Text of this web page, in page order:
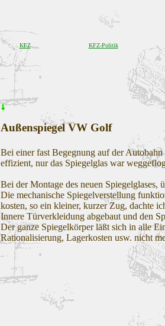
KFZ KFZ-Politik
Außenspiegel VW Golf
Bei einer fast Begegnung auf der
effizient, nur das Spiegelglas war
Bei der Montage des neuen Spiegelglases,
Die mechanische Spiegelverstellung
kosten, so ein kleiner, kurzer Zug, dachte
Innere Türverkleidung abgebaut und den
Der ganze Spiegelkörper läßt sich in alle
Rationalisierung, Lagerkosten usw. nicht